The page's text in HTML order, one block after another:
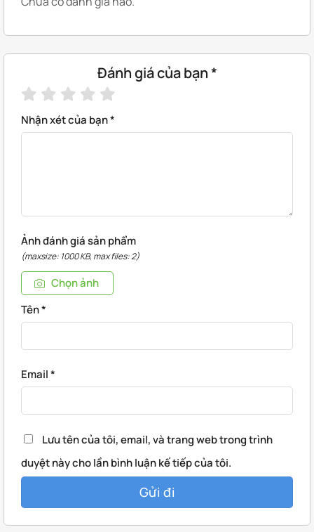
Đánh giá của bạn*
Nhận xét của bạn*
Ảnh đánh giá sản phẩm
(maxsize: 1000 KB, max files: 2)
Chọn ảnh
Tên*
Email*
Lưu tên của tôi, email, và trang web trong trình
duyệt này cho lần bình luận kế tiếp của tôi.